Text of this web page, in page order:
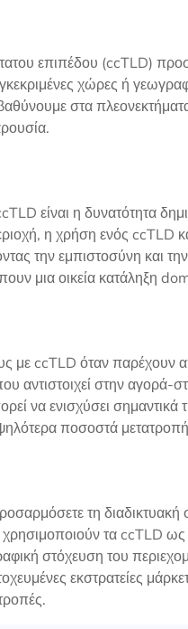
επιπέδου (ccTLD)
χώρες ή
στα
είναι η δυνατότητα
η χρήση ενός ccTLD
την εμπιστοσύνη και
μια οικεία κατάληξη
με ccTLD όταν παρέχουν
στην αγορά-
να ενισχύσει
ποσοστά
τη διαδικτυακή
τα ccTLD
στόχευση του
εκστρατείες